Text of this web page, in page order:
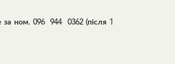
ном. 096 944 0362 (після 1